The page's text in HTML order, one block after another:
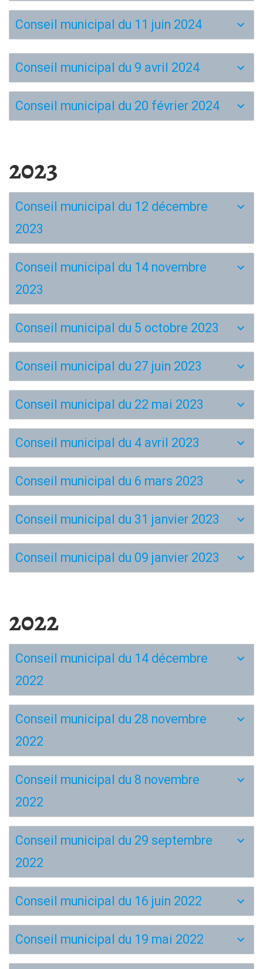
Conseil municipal du 11 juin 2024
Conseil municipal du 9 avril 2024
Conseil municipal du 20 février 2024
2023
Conseil municipal du 12 décembre
2023
Conseil municipal du 14 novembre
2023
Conseil municipal du 5 octobre 2023
Conseil municipal du 27 juin 2023
Conseil municipal du 22 mai 2023
Conseil municipal du 4 avril 2023
Conseil municipal du 6 mars 2023
Conseil municipal du 31 janvier 2023
Conseil municipal du 09 janvier 2023
2022
Conseil municipal du 14 décembre
2022
Conseil municipal du 28 novembre
2022
Conseil municipal du 8 novembre
2022
Conseil municipal du 29 septembre
2022
Conseil municipal du 16 juin 2022
Conseil municipal du 19 mai 2022